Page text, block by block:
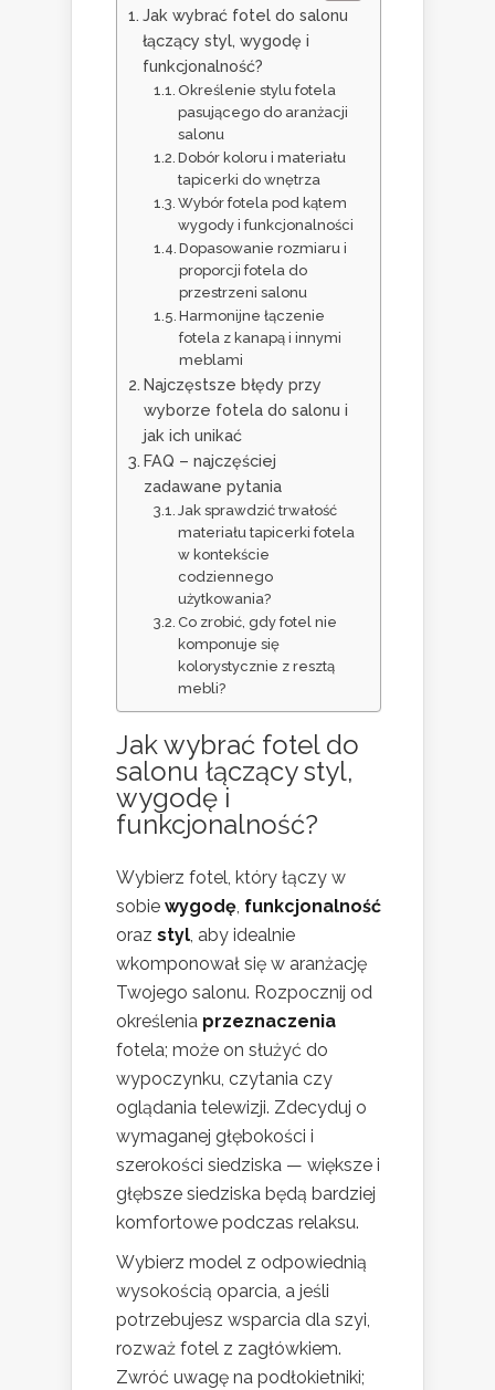
Jak wybrać fotel do salonu
łączący styl, wygodę i
funkcjonalność?
Określenie stylu fotela
pasującego do aranżacji
salonu
Dobór koloru i materiału
tapicerki do wnętrza
Wybór fotela pod kątem
wygody i funkcjonalności
Dopasowanie rozmiaru i
proporcji fotela do
przestrzeni salonu
Harmonijne łączenie
fotela z kanapą i innymi
meblami
Najczęstsze błędy przy
wyborze fotela do salonu i
jak ich unikać
FAQ – najczęściej
zadawane pytania
Jak sprawdzić trwałość
materiału tapicerki fotela
w kontekście
codziennego
użytkowania?
Co zrobić, gdy fotel nie
komponuje się
kolorystycznie z resztą
mebli?
Jak wybrać fotel do
salonu łączący styl,
wygodę i
funkcjonalność?
Wybierz fotel, który łączy w
sobie wygodę, funkcjonalność
oraz styl, aby idealnie
wkomponował się w aranżację
Twojego salonu. Rozpocznij od
określenia przeznaczenia
fotela; może on służyć do
wypoczynku, czytania czy
oglądania telewizji. Zdecyduj o
wymaganej głębokości i
szerokości siedziska — większe i
głębsze siedziska będą bardziej
komfortowe podczas relaksu.
Wybierz model z odpowiednią
wysokością oparcia, a jeśli
potrzebujesz wsparcia dla szyi,
rozważ fotel z zagłówkiem.
Zwróć uwagę na podłokietniki;